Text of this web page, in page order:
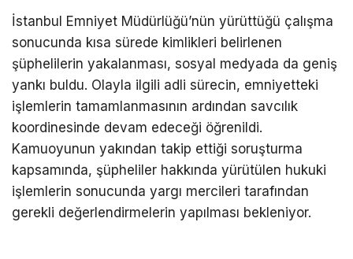
İstanbul Emniyet Müdürlüğü’nün yürüttüğü çalışma
sonucunda kısa sürede kimlikleri belirlenen
şüphelilerin yakalanması, sosyal medyada da geniş
yankı buldu. Olayla ilgili adli sürecin, emniyetteki
işlemlerin tamamlanmasının ardından savcılık
koordinesinde devam edeceği öğrenildi.
Kamuoyunun yakından takip ettiği soruşturma
kapsamında, şüpheliler hakkında yürütülen hukuki
işlemlerin sonucunda yargı mercileri tarafından
gerekli değerlendirmelerin yapılması bekleniyor.